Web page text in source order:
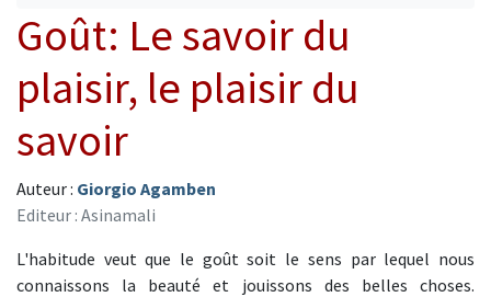
Goût: Le savoir du
plaisir, le plaisir du
savoir
Auteur : Giorgio Agamben
Editeur : Asinamali
L'habitude veut que le goût soit le sens par lequel nous
connaissons la beauté et jouissons des belles choses.